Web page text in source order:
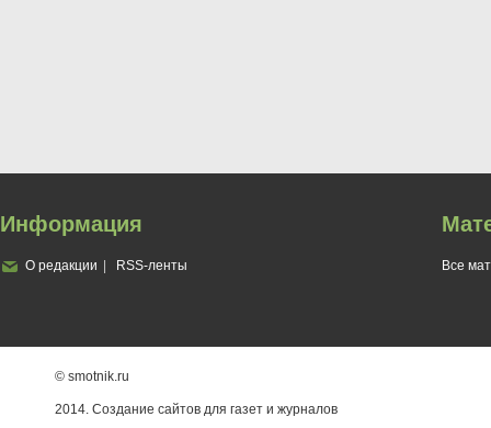
Информация
О редакции RSS-ленты Все
© smotnik.ru
2014. Создание сайтов для газет и журналов